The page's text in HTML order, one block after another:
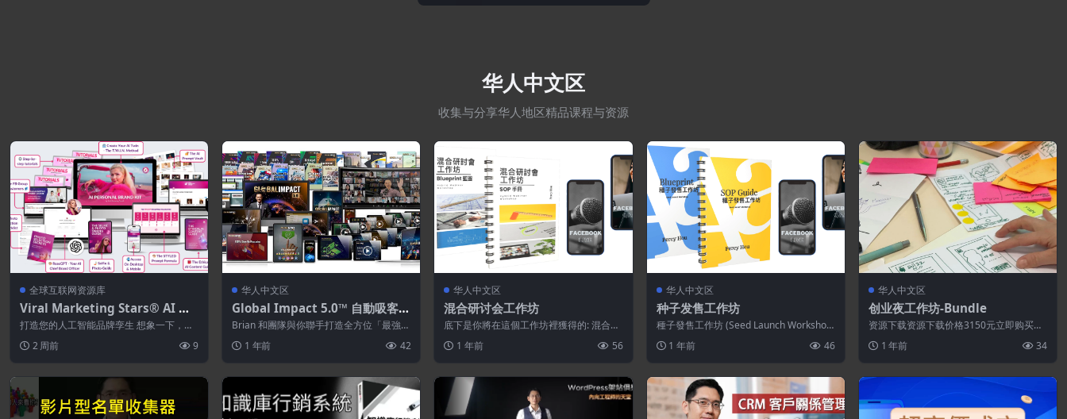
华人中文区
收集与分享华人地区精品课程与资源
全球互联网资源库
Viral Marketing Stars® AI 个
人品牌工具包
打造您的人工智能品牌孪生 想象一下，你
庞、...2 周前 9
华人中文区
Global Impact 5.0™ 自動吸客引
擎
Brian 和團隊與你聯手打造全方位「最強市
1 年前 42
华人中文区
混合研讨会工作坊
底下是你將在這個工作坊裡獲得的: 混合研
透...1 年前 56
华人中文区
种子发售工作坊
種子發售工作坊 (Seed Launch Workshop)
1 年前 46
华人中文区
创业夜工作坊-Bundle
资源下载资源下载价格3150元立即购买特
源...1 年前 34